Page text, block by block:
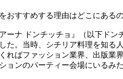
おすすめする理由はどこにある
ーナ ドンチッチョ』（以下ド
た。当時、シチリア料理を知
ればファッション業界、出版
ョンのパーティー会場にいるみた